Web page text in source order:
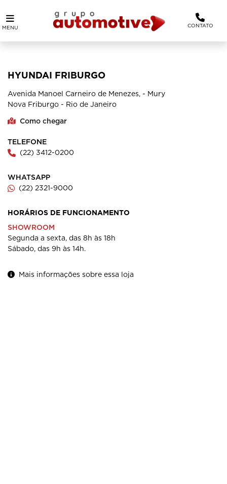
MENU CONTATO
HYUNDAI FRIBURGO
Avenida Manoel Carneiro de Menezes, - Mury
Nova Friburgo - Rio de Janeiro
Como chegar
TELEFONE
(22) 3412-0200
WHATSAPP
(22) 2321-9000
HORÁRIOS DE FUNCIONAMENTO
SHOWROOM
Segunda a sexta, das 8h às 18h
Sábado, das 9h às 14h.
Mais informações sobre essa loja